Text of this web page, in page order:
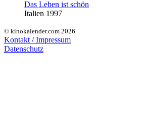
Das Leben ist schön
Italien 1997
© kinokalender.com 2026
Kontakt / Impressum
Datenschutz